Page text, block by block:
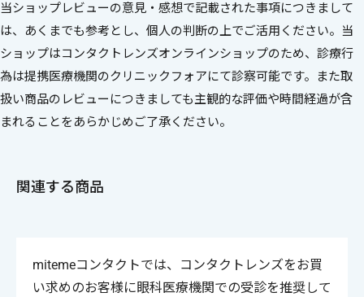
当ショップレビューの意見・感想で記載された事項につきまして
は、あくまでも参考とし、個人の判断の上でご活用ください。当
ショップはコンタクトレンズオンラインショップのため、診療行
為は提携医療機関のクリニックフォアにて診察可能です。また取
扱い商品のレビューにつきましても主観的な評価や時間経過が含
まれることをあらかじめご了承ください。
関連する商品
mitemeコンタクトでは、コンタクトレンズをお買
い求めのお客様に眼科医療機関での受診を推奨して